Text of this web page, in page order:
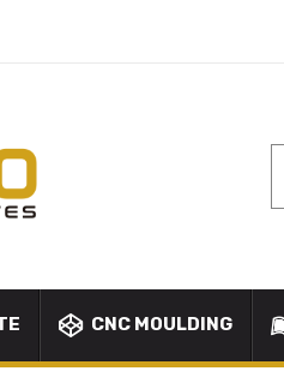
CNC MOULDING